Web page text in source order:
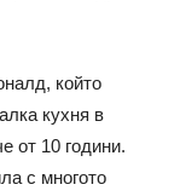
който
кухня в
от 10 години.
с многото